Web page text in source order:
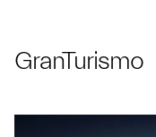
GranTurismo